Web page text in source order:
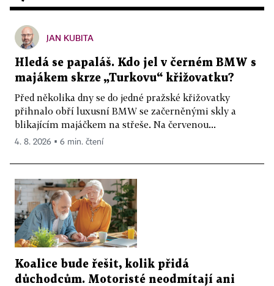
JAN KUBITA
Hledá se papaláš. Kdo jel v černém BMW s
majákem skrze „Turkovu“ křižovatku?
Před několika dny se do jedné pražské křižovatky
přihnalo obří luxusní BMW se začerněnými skly a
blikajícím majáčkem na střeše. Na červenou...
4. 8. 2026 ▪ 6 min. čtení
Koalice bude řešit, kolik přidá
důchodcům. Motoristé neodmítají ani